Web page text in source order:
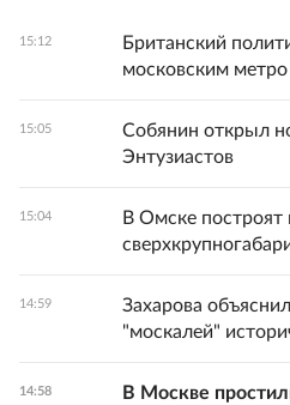
15:12
Британский
московским метро
15:05
Собянин открыл
Энтузиастов
15:04
В Омске построят
14:59
Захарова
"москалей"
14:58
В Москве